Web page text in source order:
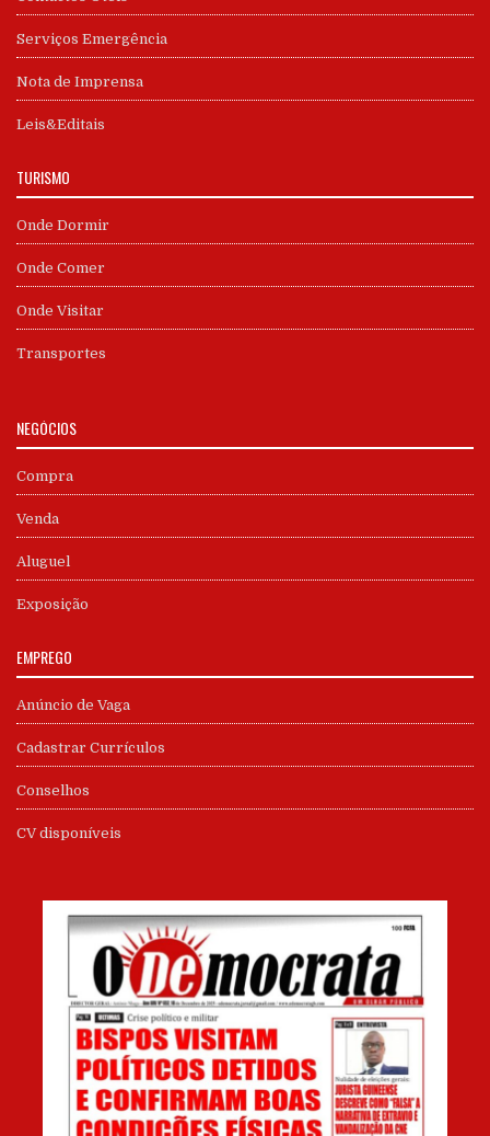
Serviços Emergência
Nota de Imprensa
Leis&Editais
TURISMO
Onde Dormir
Onde Comer
Onde Visitar
Transportes
NEGÓCIOS
Compra
Venda
Aluguel
Exposição
EMPREGO
Anúncio de Vaga
Cadastrar Currículos
Conselhos
CV disponíveis